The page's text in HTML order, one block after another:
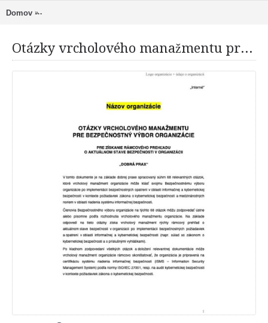
Domov Otázky vrcholového manažmentu pre bezpečnostný výbor
Otázky vrcholového manažmentu pre bezpečnostný výbor organizácie